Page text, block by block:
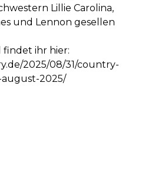
Lillie Carolina,
und Lennon gesellen
findet ihr hier:
2025/08/31/country-
august-2025/